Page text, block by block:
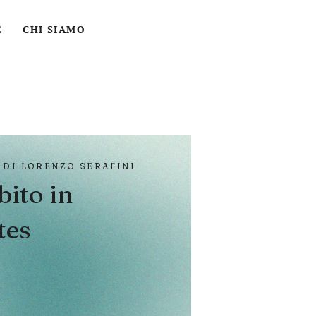
CHI SIAMO
DI LORENZO SERAFINI
in